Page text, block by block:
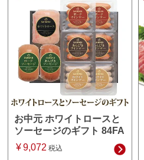
お中元 ホワイトロースと
ソーセージのギフト 84FA
¥ 9,072 税込